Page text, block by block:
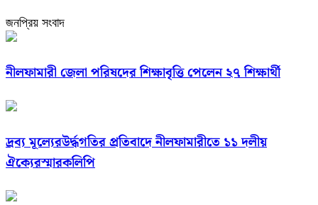
জনপ্রিয় সংবাদ
নীলফামারী জেলা পরিষদের শিক্ষাবৃত্তি পেলেন ২৭ শিক্ষার্থী
দ্রব্য মূল্যেরউর্দ্ধগতির প্রতিবাদে নীলফামারীতে ১১ দলীয়
ঐক্যেরস্মারকলিপি